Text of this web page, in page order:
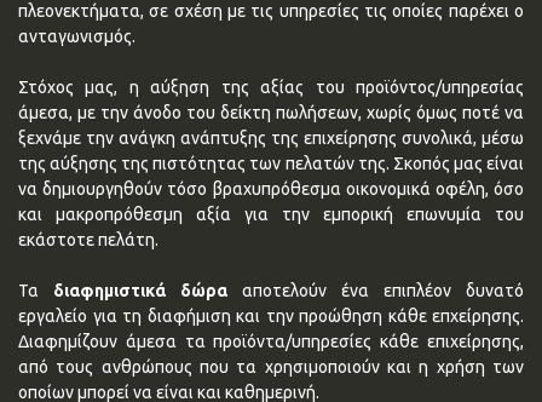
πλεονεκτήματα, σε σχέση με τις υπηρεσίες τις οποίες παρέχει ο
ανταγωνισμός.
Στόχος μας, η αύξηση της αξίας του προϊόντος/υπηρεσίας
άμεσα, με την άνοδο του δείκτη πωλήσεων, χωρίς όμως ποτέ να
ξεχνάμε την ανάγκη ανάπτυξης της επιχείρησης συνολικά, μέσω
της αύξησης της πιστότητας των πελατών της. Σκοπός μας είναι
να δημιουργηθούν τόσο βραχυπρόθεσμα οικονομικά οφέλη, όσο
και μακροπρόθεσμη αξία για την εμπορική επωνυμία του
εκάστοτε πελάτη.
Τα διαφημιστικά δώρα αποτελούν ένα επιπλέον δυνατό
εργαλείο για τη διαφήμιση και την προώθηση κάθε επχείρησης.
Διαφημίζουν άμεσα τα προϊόντα/υπηρεσίες κάθε επιχείρησης,
από τους ανθρώπους που τα χρησιμοποιούν και η χρήση των
οποίων μπορεί να είναι και καθημερινή.